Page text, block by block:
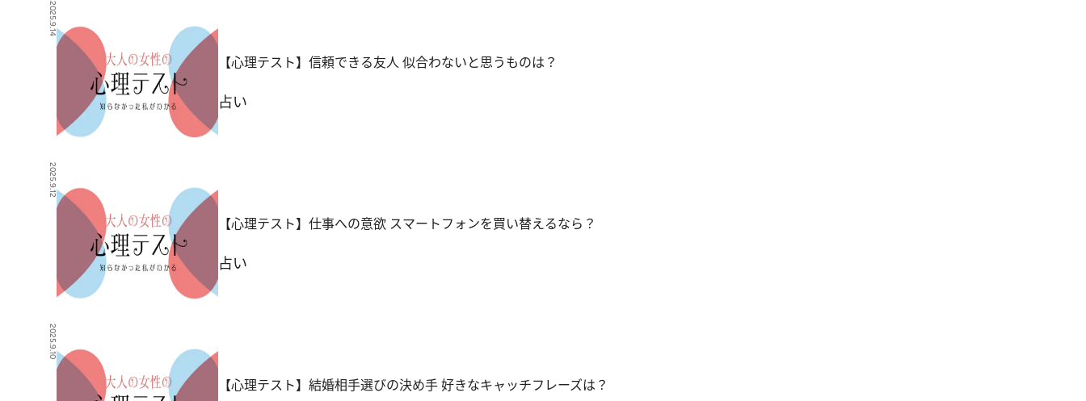
2025.9.14
【心理テスト】信頼できる友人 似合わないと思うものは？
占い
2025.9.12
【心理テスト】仕事への意欲 スマートフォンを買い替えるなら？
占い
2025.9.10
【心理テスト】結婚相手選びの決め手 好きなキャッチフレーズは？